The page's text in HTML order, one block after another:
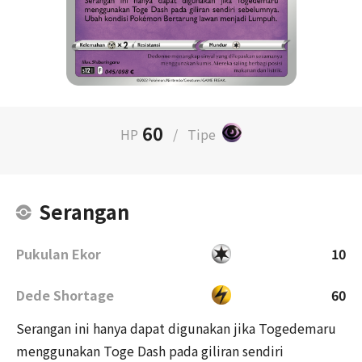
HP 60 / Tipe
Serangan
Pukulan Ekor 10
Dede Shortage
60
Serangan ini hanya dapat digunakan jika Togedemaru
menggunakan Toge Dash pada giliran sendiri